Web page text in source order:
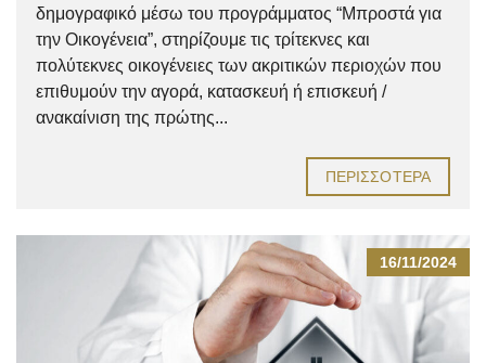
δημογραφικό μέσω του προγράμματος “Μπροστά για
την Οικογένεια”, στηρίζουμε τις τρίτεκνες και
πολύτεκνες οικογένειες των ακριτικών περιοχών που
επιθυμούν την αγορά, κατασκευή ή επισκευή /
ανακαίνιση της πρώτης...
ΠΕΡΙΣΣΌΤΕΡΑ
16/11/2024